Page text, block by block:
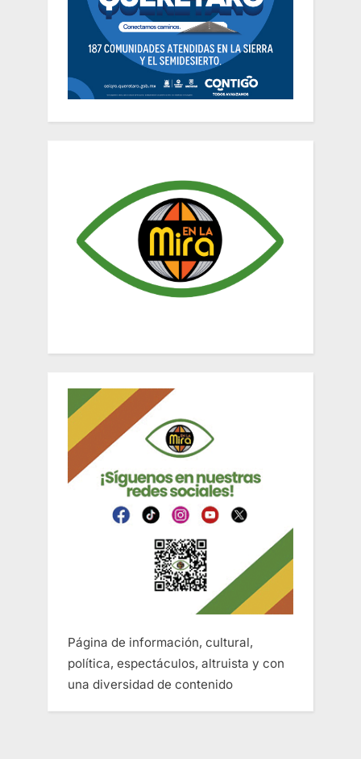
Página de información, cultural,
política, espectáculos, altruista y con
una diversidad de contenido